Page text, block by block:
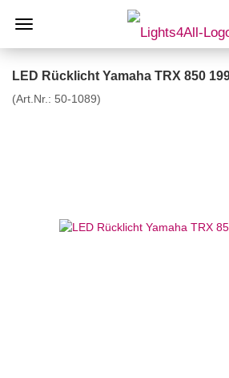
LED Rücklicht Yamaha TRX 850
(Art.Nr.: 50-1089)